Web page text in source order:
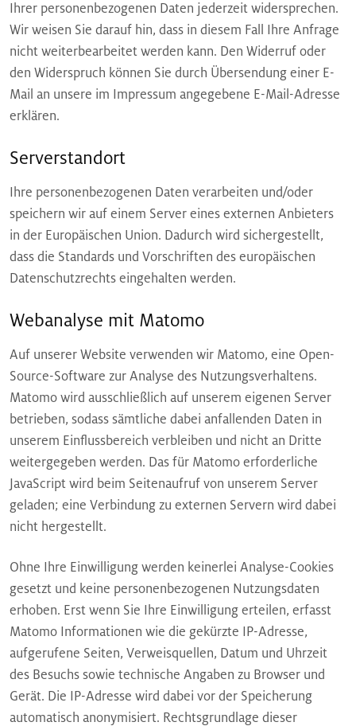
Ihrer personenbezogenen Daten jederzeit widersprechen.
Wir weisen Sie darauf hin, dass in diesem Fall Ihre Anfrage
nicht weiterbearbeitet werden kann. Den Widerruf oder
den Widerspruch können Sie durch Übersendung einer E-
Mail an unsere im Impressum angegebene E-Mail-Adresse
erklären.
Serverstandort
Ihre personenbezogenen Daten verarbeiten und/oder
speichern wir auf einem Server eines externen Anbieters
in der Europäischen Union. Dadurch wird sichergestellt,
dass die Standards und Vorschriften des europäischen
Datenschutzrechts eingehalten werden.
Webanalyse mit Matomo
Auf unserer Website verwenden wir Matomo, eine Open-
Source-Software zur Analyse des Nutzungsverhaltens.
Matomo wird ausschließlich auf unserem eigenen Server
betrieben, sodass sämtliche dabei anfallenden Daten in
unserem Einflussbereich verbleiben und nicht an Dritte
weitergegeben werden. Das für Matomo erforderliche
JavaScript wird beim Seitenaufruf von unserem Server
geladen; eine Verbindung zu externen Servern wird dabei
nicht hergestellt.
Ohne Ihre Einwilligung werden keinerlei Analyse-Cookies
gesetzt und keine personenbezogenen Nutzungsdaten
erhoben. Erst wenn Sie Ihre Einwilligung erteilen, erfasst
Matomo Informationen wie die gekürzte IP-Adresse,
aufgerufene Seiten, Verweisquellen, Datum und Uhrzeit
des Besuchs sowie technische Angaben zu Browser und
Gerät. Die IP-Adresse wird dabei vor der Speicherung
automatisch anonymisiert. Rechtsgrundlage dieser